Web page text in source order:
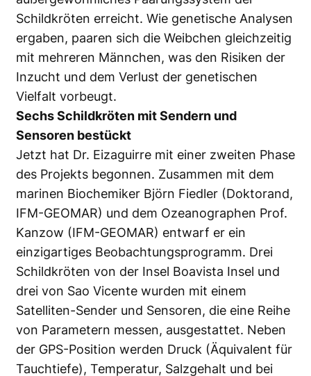
Schildkröten erreicht. Wie genetische Analysen
ergaben, paaren sich die Weibchen gleichzeitig
mit mehreren Männchen, was den Risiken der
Inzucht und dem Verlust der genetischen
Vielfalt vorbeugt.
Sechs Schildkröten mit Sendern und
Sensoren bestückt
Jetzt hat Dr. Eizaguirre mit einer zweiten Phase
des Projekts begonnen. Zusammen mit dem
marinen Biochemiker Björn Fiedler (Doktorand,
IFM-GEOMAR) und dem Ozeanographen Prof.
Kanzow (IFM-GEOMAR) entwarf er ein
einzigartiges Beobachtungsprogramm. Drei
Schildkröten von der Insel Boavista Insel und
drei von Sao Vicente wurden mit einem
Satelliten-Sender und Sensoren, die eine Reihe
von Parametern messen, ausgestattet. Neben
der GPS-Position werden Druck (Äquivalent für
Tauchtiefe), Temperatur, Salzgehalt und bei